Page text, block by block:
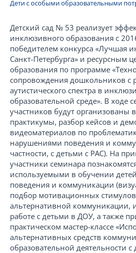
Дети с особыми образовательными
Детский сад № 53 реализует
инклюзивного образования с
победителем конкурса «Лучшая
Санкт-Петербурга» и ресурсным
образования по программе
сопровождения дошкольников с
аутистического спектра в
образовательной среде». В ходе
участников будут организованы
практикумы, разбор кейсов и
видеоматериалов по
нарушениями поведения и
частности, с детьми с РАС). На
участники семинара
используемыми в обучении
поведения и коммуникации
подбор мотивационных
альтернативной коммуникации,
работе с детьми в ДОУ, а также
практическом мастер-классе
альтернативных средств
образовательной деятельности